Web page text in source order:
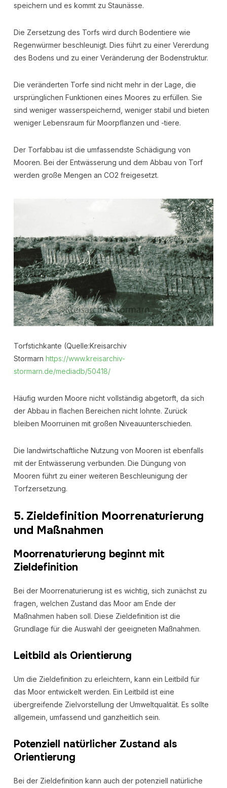
speichern und es kommt zu Staunässe.
Die Zersetzung des Torfs wird durch Bodentiere wie
Regenwürmer beschleunigt. Dies führt zu einer Vererdung
des Bodens und zu einer Veränderung der Bodenstruktur.
Die veränderten Torfe sind nicht mehr in der Lage, die
ursprünglichen Funktionen eines Moores zu erfüllen. Sie
sind weniger wasserspeichernd, weniger stabil und bieten
weniger Lebensraum für Moorpflanzen und -tiere.
Der Torfabbau ist die umfassendste Schädigung von
Mooren. Bei der Entwässerung und dem Abbau von Torf
werden große Mengen an CO2 freigesetzt.
Torfstichkante (Quelle:Kreisarchiv
Stormarn https://www.kreisarchiv-
stormarn.de/mediadb/50418/
Häufig wurden Moore nicht vollständig abgetorft, da sich
der Abbau in flachen Bereichen nicht lohnte. Zurück
bleiben Moorruinen mit großen Niveauunterschieden.
Die landwirtschaftliche Nutzung von Mooren ist ebenfalls
mit der Entwässerung verbunden. Die Düngung von
Mooren führt zu einer weiteren Beschleunigung der
Torfzersetzung.
5. Zieldefinition Moorrenaturierung
und Maßnahmen
Moorrenaturierung beginnt mit
Zieldefinition
Bei der Moorrenaturierung ist es wichtig, sich zunächst zu
fragen, welchen Zustand das Moor am Ende der
Maßnahmen haben soll. Diese Zieldefinition ist die
Grundlage für die Auswahl der geeigneten Maßnahmen.
Leitbild als Orientierung
Um die Zieldefinition zu erleichtern, kann ein Leitbild für
das Moor entwickelt werden. Ein Leitbild ist eine
übergreifende Zielvorstellung der Umweltqualität. Es sollte
allgemein, umfassend und ganzheitlich sein.
Potenziell natürlicher Zustand als
Orientierung
Bei der Zieldefinition kann auch der potenziell natürliche